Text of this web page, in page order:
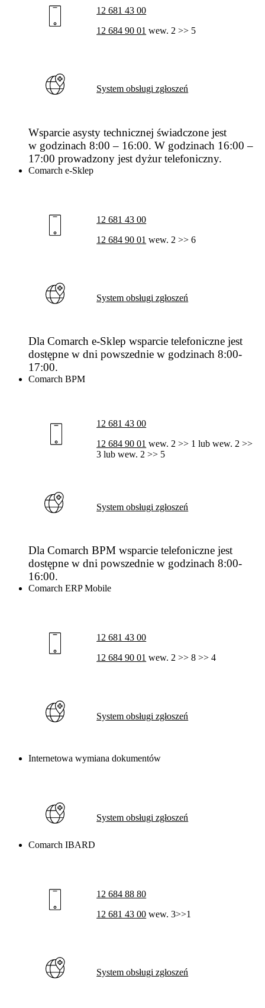
12 681 43 00
12 684 90 01 wew. 2 >> 5
System obsługi zgłoszeń
Wsparcie asysty technicznej świadczone jest
w godzinach 8:00 – 16:00. W godzinach 16:00 –
17:00 prowadzony jest dyżur telefoniczny.
Comarch e-Sklep
12 681 43 00
12 684 90 01 wew. 2 >> 6
System obsługi zgłoszeń
Dla Comarch e-Sklep wsparcie telefoniczne jest
dostępne w dni powszednie w godzinach 8:00-
17:00.
Comarch BPM
12 681 43 00
12 684 90 01 wew. 2 >> 1 lub wew. 2 >>
3 lub wew. 2 >> 5
System obsługi zgłoszeń
Dla Comarch BPM wsparcie telefoniczne jest
dostępne w dni powszednie w godzinach 8:00-
16:00.
Comarch ERP Mobile
12 681 43 00
12 684 90 01 wew. 2 >> 8 >> 4
System obsługi zgłoszeń
Internetowa wymiana dokumentów
System obsługi zgłoszeń
Comarch IBARD
12 684 88 80
12 681 43 00 wew. 3>>1
System obsługi zgłoszeń